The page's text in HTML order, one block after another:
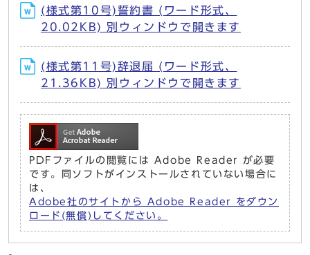
(様式第10号)誓約書 (ワード形式、
20.02KB) 別ウィンドウで開きます
(様式第11号)辞退届 (ワード形式、
21.36KB) 別ウィンドウで開きます
PDFファイルの閲覧には Adobe Reader が必要
です。同ソフトがインストールされていない場合に
は、
Adobe社のサイトから Adobe Reader をダウン
ロード(無償)してください。